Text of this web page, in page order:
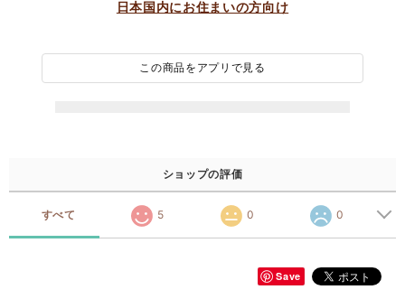
日本国内にお住まいの方向け
この商品をアプリで見る
ショップの評価
すべて 5 0 0
Save